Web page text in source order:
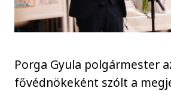
Porga Gyula polgármester
fővédnökeként szólt a